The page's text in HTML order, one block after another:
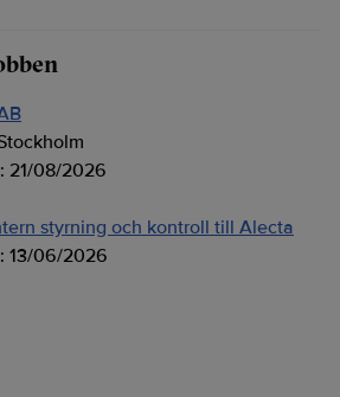
21/08/2026
styrning och kontroll till Alecta
13/06/2026